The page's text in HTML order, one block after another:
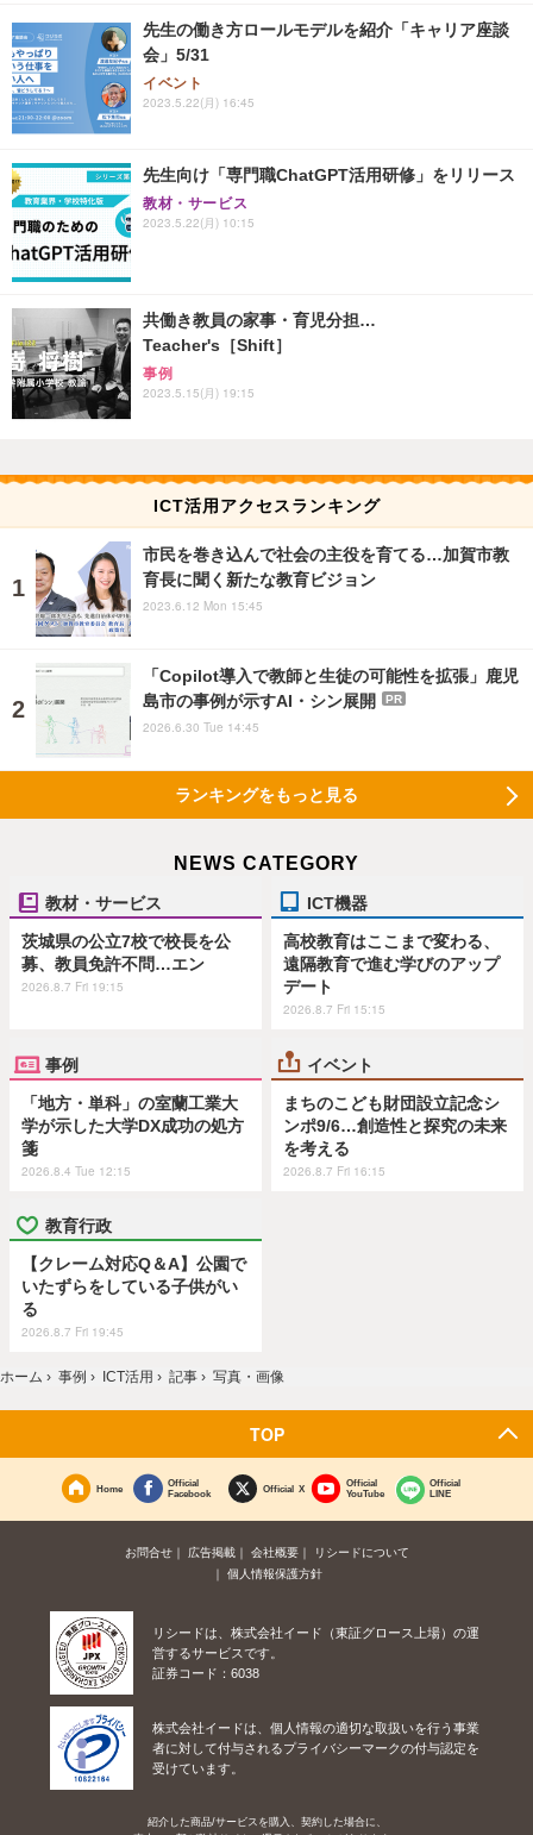
先生の働き方ロールモデルを紹介「キャリア座談
会」5/31
イベント
2023.5.22(月) 16:45
先生向け「専門職ChatGPT活用研修」をリリース
教材・サービス
2023.5.22(月) 10:15
共働き教員の家事・育児分担…
Teacher's［Shift］
事例
2023.5.15(月) 19:15
ICT活用アクセスランキング
市民を巻き込んで社会の主役を育てる…加賀市教
育長に聞く新たな教育ビジョン
2023.6.12 Mon 15:45
「Copilot導入で教師と生徒の可能性を拡張」鹿児
島市の事例が示すAI・シン展開
PR
2026.6.30 Tue 14:45
ランキングをもっと見る
NEWS CATEGORY
教材・サービス
茨城県の公立7校で校長を公
募、教員免許不問…エン
2026.8.7 Fri 19:15
ICT機器
高校教育はここまで変わる、
遠隔教育で進む学びのアップ
デート
2026.8.7 Fri 15:15
事例
「地方・単科」の室蘭工業大
学が示した大学DX成功の処方
箋
2026.8.4 Tue 12:15
イベント
まちのこども財団設立記念シ
ンポ9/6…創造性と探究の未来
を考える
2026.8.7 Fri 16:15
教育行政
【クレーム対応Q＆A】公園で
いたずらをしている子供がい
る
2026.8.7 Fri 19:45
ホーム › 事例 › ICT活用 › 記事 › 写真・画像
TOP
Home
Official
Facebook
Official X
Official
YouTube
Official
LINE
お問合せ 広告掲載 会社概要
リシードについて
個人情報保護方針
リシードは、株式会社イード（東証グロース上場）の運
営するサービスです。
証券コード：6038
株式会社イードは、個人情報の適切な取扱いを行う事業
者に対して付与されるプライバシーマークの付与認定を
受けています。
紹介した商品/サービスを購入、契約した場合に、